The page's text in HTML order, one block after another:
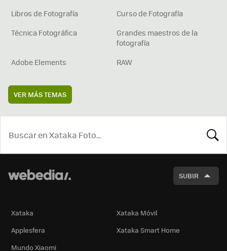
Libros de Fotografía
Curso de Fotografía
Técnica Fotográfica
Grandes maestros de la
fotografía
Adobe Elements
RAW
VER MÁS TEMAS
SUBIR
Xataka
Xataka Móvil
Applesfera
Xataka Smart Home
Mundo Xiaomi